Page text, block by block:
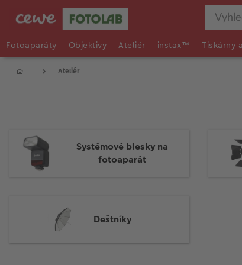
Fotoaparáty Objektivy Ateliér instax™ Tiskárny
Ateliér
Systémové blesky na
fotoaparát
Deštníky